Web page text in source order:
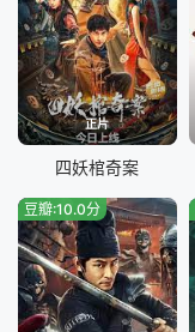
正片
四妖棺奇案
豆瓣:10.0分